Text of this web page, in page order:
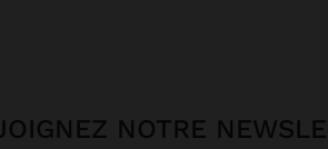
NOTRE